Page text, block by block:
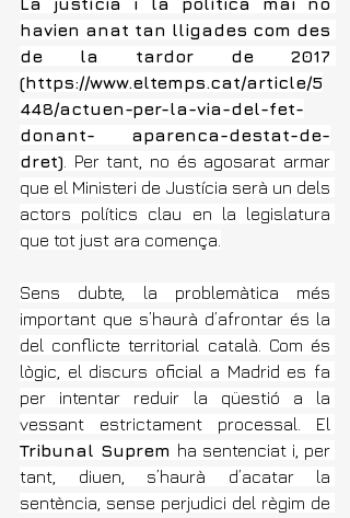
havien anat tan lligades com des
de la tardor de 2017
(https://www.eltemps.cat/article/5
448/actuen-per-la-via-del-fet-
donant- aparenca-destat-de-
dret) . Per tant, no és agosarat armar
que el Ministeri de Justícia serà un dels
actors polítics clau en la legislatura
que tot just ara comença.
Sens dubte, la problemàtica més
important que s’haurà d’afrontar és la
del conflicte territorial català. Com és
lògic, el discurs oficial a Madrid es fa
per intentar reduir la qüestió a la
Tribunal Suprem ha sentenciat i, per
tant, diuen, s’haurà d’acatar la
sentència, sense perjudici del règim de